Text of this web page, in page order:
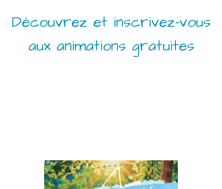
Découvrez et inscrivez-vous
aux animations gratuites